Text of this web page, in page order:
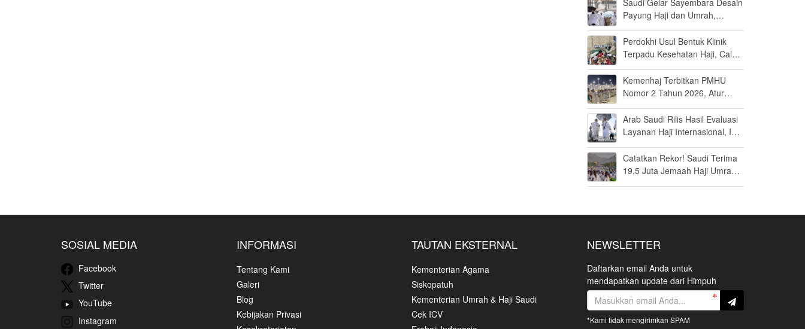
Payung Haji dan Umrah,
Berpartisipasi
Perdokhi Usul Bentuk Klinik
Terpadu Kesehatan Haji, Calon
Fit to Fly
Kemenhaj Terbitkan PMHU
Nomor 2 Tahun 2026, Atur
Umrah
Arab Saudi Rilis Hasil Evaluasi
Layanan Haji Internasional, Ini
Catatkan Rekor! Saudi Terima
19,5 Juta Jemaah Haji Umrah
SOSIAL MEDIA
Facebook
Twitter
YouTube
Instagram
INFORMASI
Tentang Kami
Galeri
Blog
Kebijakan Privasi
TAUTAN EKSTERNAL
Kementerian Agama
Siskopatuh
Kementerian Umrah & Haji Saudi
Cek ICV
NEWSLETTER
Daftarkan email Anda untuk
mendapatkan update dari Himpuh
*Kami tidak mengirimkan SPAM